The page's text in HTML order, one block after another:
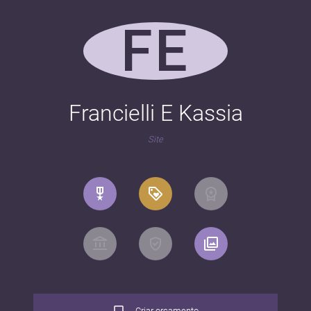
FE
Francielli E Kassia
Site